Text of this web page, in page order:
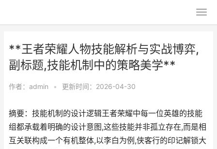
**王者荣耀人物技能解析与实战博弈,
副标题,技能机制中的策略美学**
作者： admin • 更新时间：2026-04-30
摘要：技能机制的设计逻辑王者荣耀中每一位英雄的技能
组都承载着明确的设计意图,这些技能并非孤立存在,而是相
互关联构成一个有机整体,以李白为例,侠客行的印记解锁大